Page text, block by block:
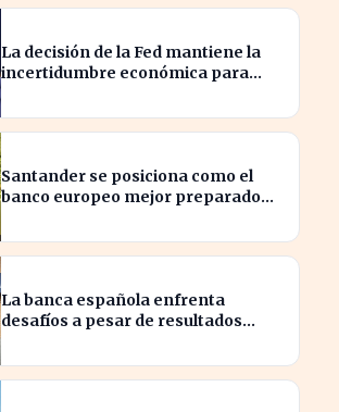
La decisión de la Fed mantiene la
incertidumbre económica para
Santander se posiciona como el
banco europeo mejor preparado
La banca española enfrenta
desafíos a pesar de resultados